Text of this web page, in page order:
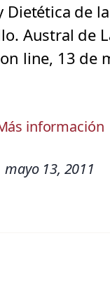
Dietética de
Austral de
line, 13 de
información
mayo 13, 2011